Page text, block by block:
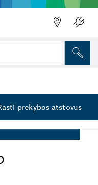
S 1750 RD“
prekybos atstovus